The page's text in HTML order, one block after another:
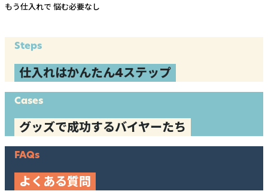
もう仕入れで 悩む必要なし
Steps
仕入れはかんたん4ステップ
Cases
グッズで成功するバイヤーたち
FAQs
よくある質問